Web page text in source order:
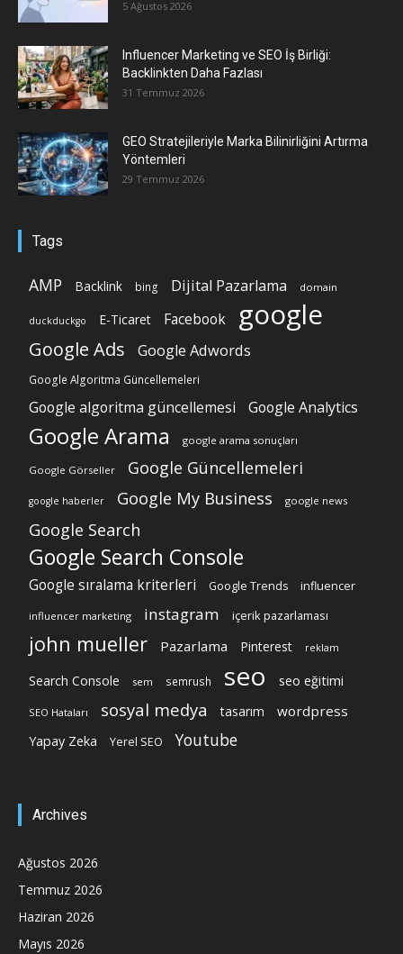
5 Ağustos 2026
Influencer Marketing ve SEO İş Birliği:
Backlinkten Daha Fazlası
31 Temmuz 2026
GEO Stratejileriyle Marka Bilinirliğini Artırma
Yöntemleri
29 Temmuz 2026
Tags
AMP Backlink bing Dijital Pazarlama domain
duckduckgo E-Ticaret Facebook google
Google Ads Google Adwords
Google Algoritma Güncellemeleri
Google algoritma güncellemesi Google Analytics
Google Arama google arama sonuçları
Google Görseller Google Güncellemeleri
google haberler Google My Business google news
Google Search
Google Search Console
Google sıralama kriterleri Google Trends influencer
influencer marketing instagram içerik pazarlaması
john mueller Pazarlama Pinterest reklam
Search Console sem semrush seo seo eğitimi
SEO Hataları sosyal medya tasarım wordpress
Yapay Zeka Yerel SEO Youtube
Archives
Ağustos 2026
Temmuz 2026
Haziran 2026
Mayıs 2026